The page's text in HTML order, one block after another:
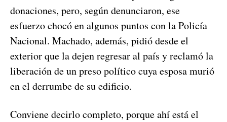
donaciones, pero, según denunciaron, ese
esfuerzo chocó en algunos puntos con la Policía
Nacional. Machado, además, pidió desde el
exterior que la dejen regresar al país y reclamó la
liberación de un preso político cuya esposa murió
en el derrumbe de su edificio.
Conviene decirlo completo, porque ahí está el